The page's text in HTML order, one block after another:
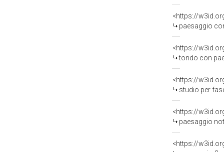
<https://
paesaggio con
<https://
tondo con paesaggio
<https://
studio per fascio
<https://
paesaggio
<https://